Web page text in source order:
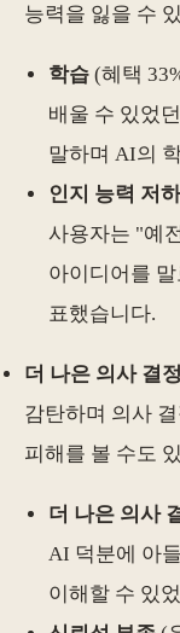
능력을 잃을 수
학습 (혜택
배울 수 있었
말하며 AI의
인지 능력 저하
사용자는 "예
아이디어를
표했습니다.
더 나은 의사 결
감탄하며 의사
피해를 볼 수도
더 나은 의사
AI 덕분에 아
이해할 수 있